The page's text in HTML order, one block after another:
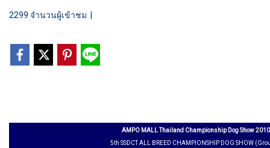
2299 จำนวนผู้เข้าชม
AMPO MALL Thailand Championship Dog Show 2010
5th SSDCT ALL BREED CHAMPIONSHIP DOG SHOW